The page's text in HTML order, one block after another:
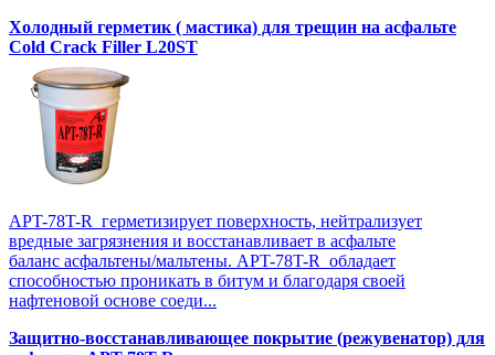
Холодный герметик ( мастика) для трещин на асфальте
Cold Crack Filler L20SТ
APT-78T-R герметизирует поверхность, нейтрализует
вредные загрязнения и восстанавливает в асфальте
баланс асфальтены/мальтены. APT-78T-R обладает
способностью проникать в битум и благодаря своей
нафтеновой основе соеди...
Защитно-восстанавливающее покрытие (режувенатор) для